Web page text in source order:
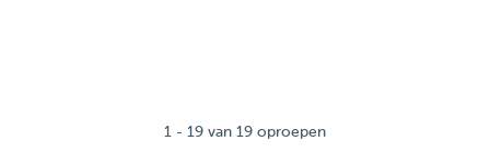
1 - 19 van 19 oproepen